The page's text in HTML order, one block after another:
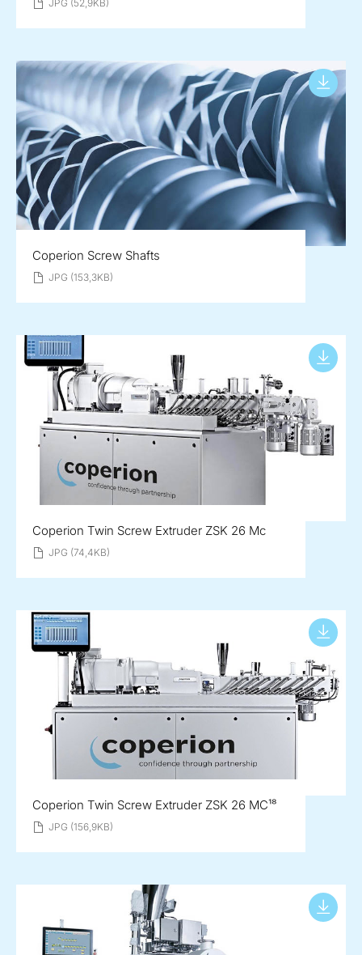
JPG (52,9KB)
Coperion Screw Shafts
JPG (153,3KB)
Coperion Twin Screw Extruder ZSK 26 Mc
JPG (74,4KB)
Coperion Twin Screw Extruder ZSK 26 MC¹⁸
JPG (156,9KB)